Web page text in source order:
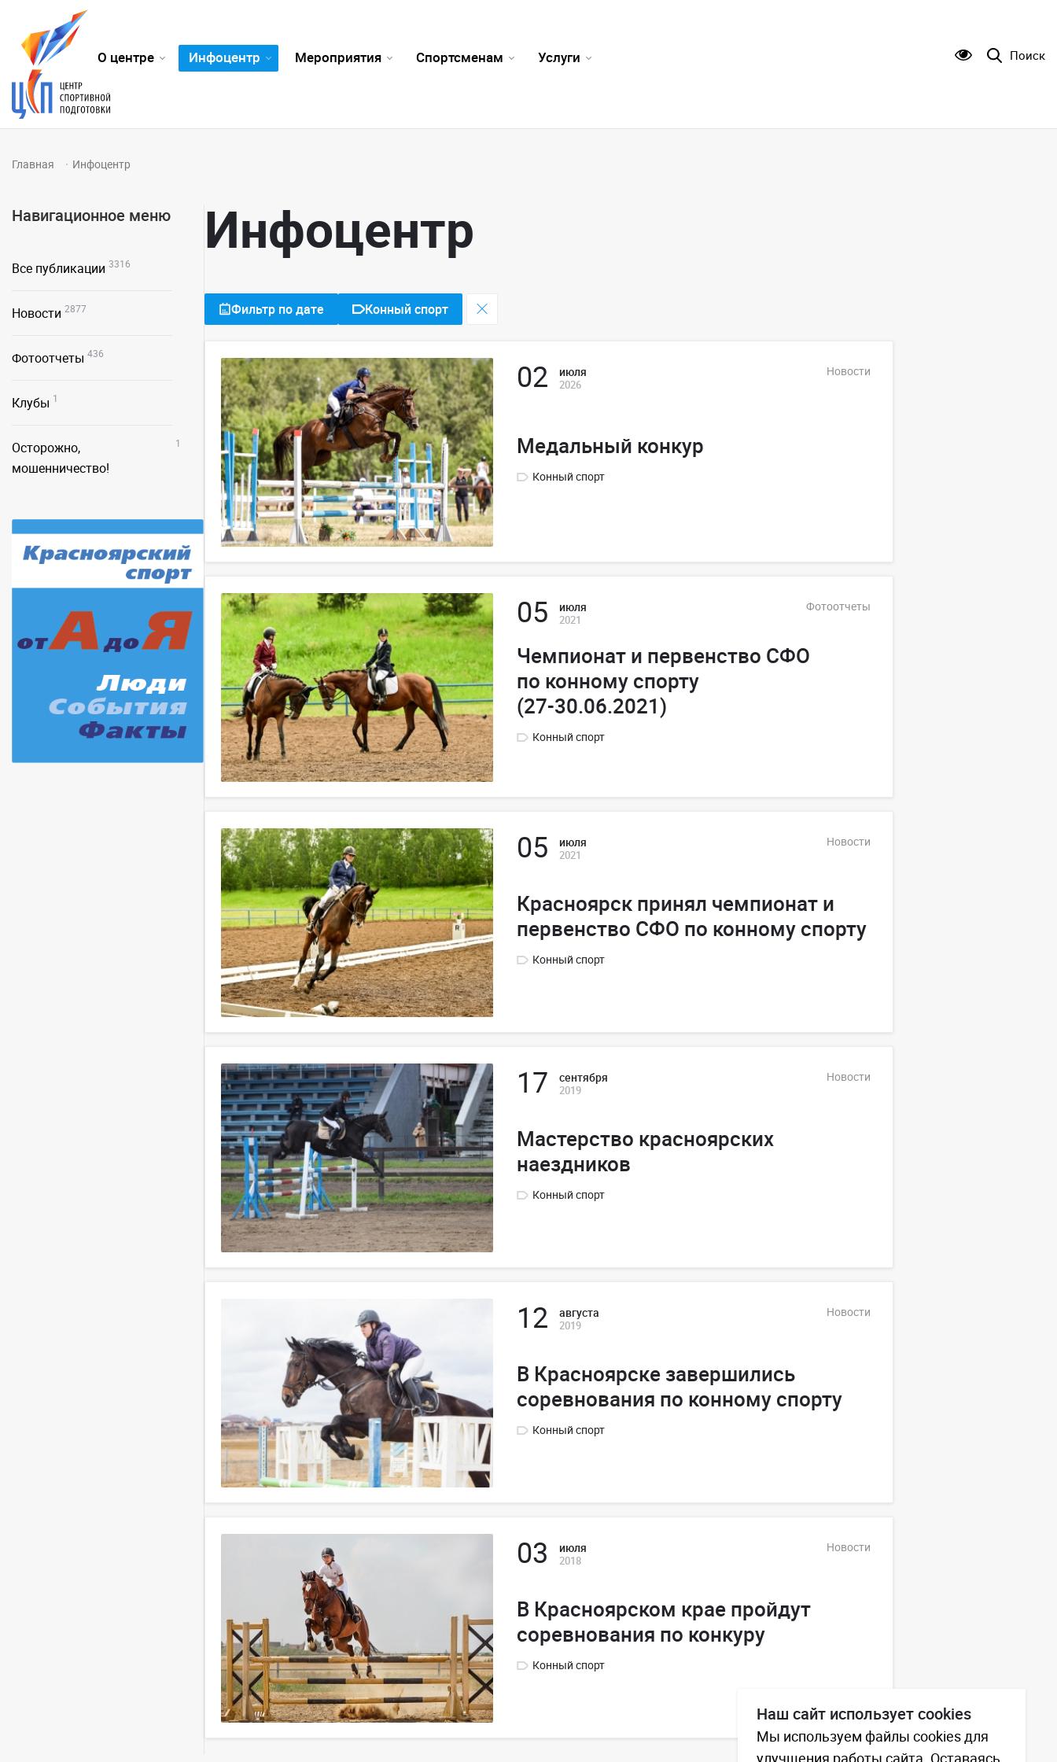
О центре Инфоцентр Мероприятия Спортсменам Услуги Поиск
Главная Инфоцентр
Навигационное меню
Все публикации 3316
Новости 2877
Фотоотчеты 436
Клубы 1
Осторожно,
мошенничество!
1
Инфоцентр
Фильтр по дате Конный спорт
02 июля
2026
Новости
Медальный конкур
Конный спорт
05 июля
2021
Фотоотчеты
Чемпионат и первенство СФО
по конному спорту
(27-30.06.2021)
Конный спорт
05 июля
2021
Новости
Красноярск принял чемпионат и
первенство СФО по конному спорту
Конный спорт
17 сентября
2019
Новости
Мастерство красноярских
наездников
Конный спорт
12 августа
2019
Новости
В Красноярске завершились
соревнования по конному спорту
Конный спорт
03 июля
2018
Новости
В Красноярском крае пройдут
соревнования по конкуру
Конный спорт
Наш сайт использует cookies
Мы используем файлы cookies для
улучшения работы сайта. Оставаясь